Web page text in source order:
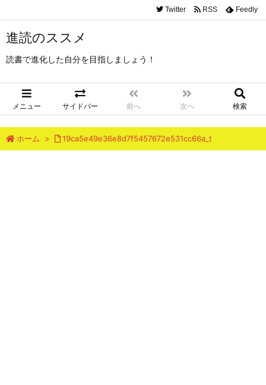
進読のススメ
読書で進化した自分を目指しましょう！
メニュー サイドバー 前へ 次へ 検索
Twitter RSS Feedly
ホーム > 19ca5e49e36e8d7f5457672e531cc66a_t